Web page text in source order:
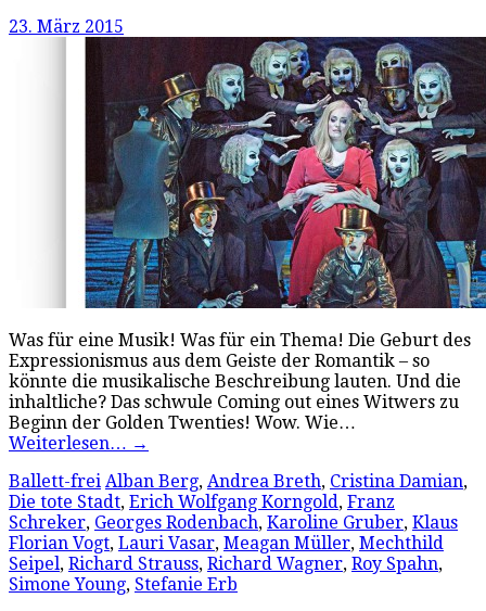
23. März 2015
Was für eine Musik! Was für ein Thema! Die Geburt des
Expressionismus aus dem Geiste der Romantik – so
könnte die musikalische Beschreibung lauten. Und die
inhaltliche? Das schwule Coming out eines Witwers zu
Beginn der Golden Twenties! Wow. Wie…
Weiterlesen… →
Ballett-frei Alban Berg, Andrea Breth, Cristina Damian,
Die tote Stadt, Erich Wolfgang Korngold, Franz
Schreker, Georges Rodenbach, Karoline Gruber, Klaus
Florian Vogt, Lauri Vasar, Meagan Müller, Mechthild
Seipel, Richard Strauss, Richard Wagner, Roy Spahn,
Simone Young, Stefanie Erb